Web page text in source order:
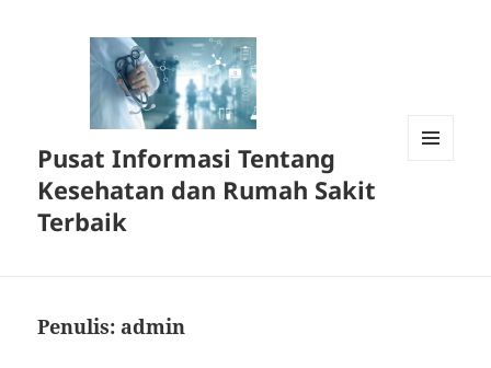
Pusat Informasi Tentang
Kesehatan dan Rumah Sakit
Terbaik
Penulis: admin